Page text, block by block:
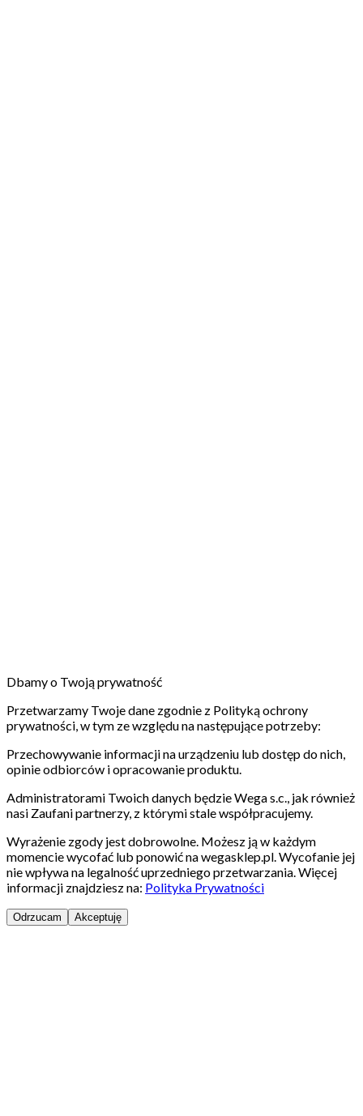
Dbamy o Twoją prywatność
Przetwarzamy Twoje dane zgodnie z Polityką ochrony
prywatności, w tym ze względu na następujące potrzeby:
Przechowywanie informacji na urządzeniu lub dostęp do nich,
opinie odbiorców i opracowanie produktu.
Administratorami Twoich danych będzie Wega s.c., jak również
nasi Zaufani partnerzy, z którymi stale współpracujemy.
Wyrażenie zgody jest dobrowolne. Możesz ją w każdym
momencie wycofać lub ponowić na wegasklep.pl. Wycofanie jej
nie wpływa na legalność uprzedniego przetwarzania. Więcej
informacji znajdziesz na: Polityka Prywatności
Odrzucam Akceptuję